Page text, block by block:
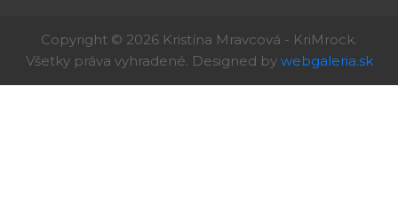
Copyright © 2026 Kristína Mravcová - KriMrock.
Všetky práva vyhradené. Designed by webgaleria.sk